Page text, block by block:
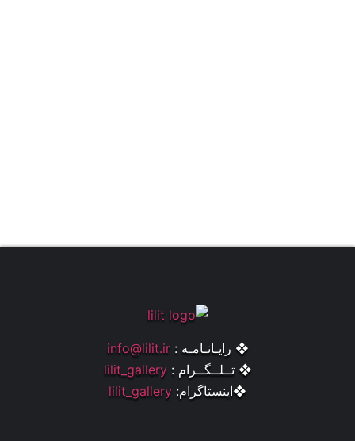
❖ رایـانـامـه : info@lilit.ir
❖ تــلــگــرام : lilit_gallery
❖اینستاگرام: lilit_gallery